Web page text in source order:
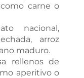
carne o
nacional,
arroz
maduro.
rellenos de
aperitivo o